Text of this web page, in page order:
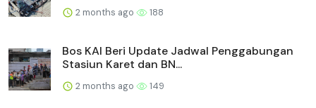
2 months ago 188
Bos KAI Beri Update Jadwal Penggabungan
Stasiun Karet dan BN...
2 months ago 149